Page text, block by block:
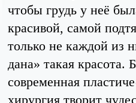
чтобы грудь у неё
красивой, самой
только не каждой из
дана» такая красота.
современная
хирургия творит